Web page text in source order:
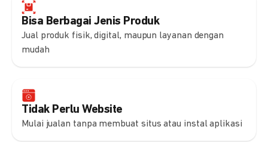
Bisa Berbagai Jenis Produk
Jual produk fisik, digital, maupun layanan dengan
mudah
Tidak Perlu Website
Mulai jualan tanpa membuat situs atau instal aplikasi